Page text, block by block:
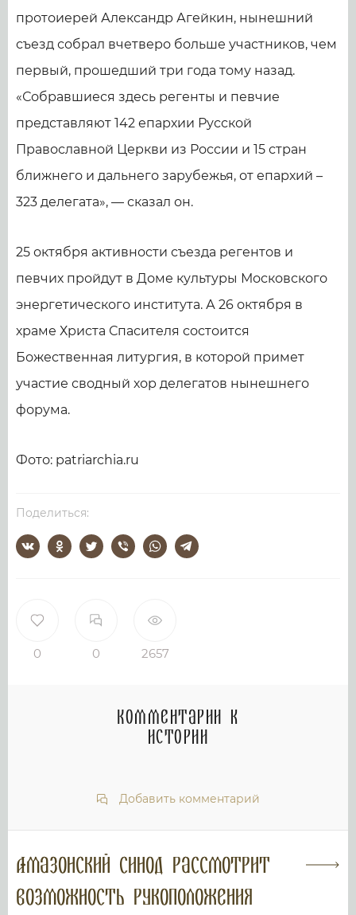
0 0 2657
протоиерей Александр Агейкин, нынешний
съезд собрал вчетверо больше участников, чем
первый, прошедший три года тому назад.
«Собравшиеся здесь регенты и певчие
представляют 142 епархии Русской
Православной Церкви из России и 15 стран
ближнего и дальнего зарубежья, от епархий –
323 делегата», — сказал он.
25 октября активности съезда регентов и
певчих пройдут в Доме культуры Московского
энергетического института. А 26 октября в
храме Христа Спасителя состоится
Божественная литургия, в которой примет
участие сводный хор делегатов нынешнего
форума.
Фото: patriarchia.ru
Поделиться:
Комментарии к
истории
Добавить комментарий
Амазонский синод рассмотрит
возможность рукоположения